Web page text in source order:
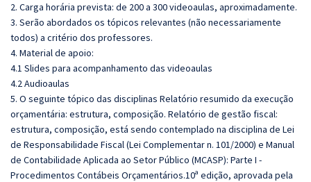
2. Carga horária prevista: de 200 a 300 videoaulas, aproximadamente.
3. Serão abordados os tópicos relevantes (não necessariamente
todos) a critério dos professores.
4. Material de apoio:
4.1 Slides para acompanhamento das videoaulas
4.2 Audioaulas
5. O seguinte tópico das disciplinas Relatório resumido da execução
orçamentária: estrutura, composição. Relatório de gestão fiscal:
estrutura, composição, está sendo contemplado na disciplina de Lei
de Responsabilidade Fiscal (Lei Complementar n. 101/2000) e Manual
de Contabilidade Aplicada ao Setor Público (MCASP): Parte I -
Procedimentos Contábeis Orçamentários.10ª edição, aprovada pela